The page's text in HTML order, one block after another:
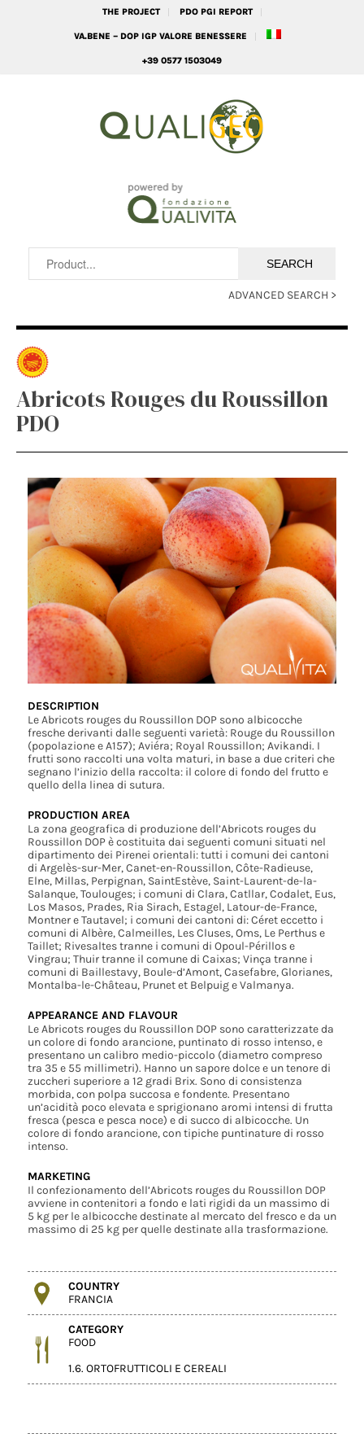
THE PROJECT PDO PGI REPORT
VA.BENE – DOP IGP VALORE BENESSERE
+39 0577 1503049
ADVANCED SEARCH >
Abricots Rouges du Roussillon
PDO
DESCRIPTION
Le Abricots rouges du Roussillon DOP sono albicocche
fresche derivanti dalle seguenti varietà: Rouge du Roussillon
(popolazione e A157); Aviéra; Royal Roussillon; Avikandi. I
frutti sono raccolti una volta maturi, in base a due criteri che
segnano l’inizio della raccolta: il colore di fondo del frutto e
quello della linea di sutura.
PRODUCTION AREA
La zona geografica di produzione dell’Abricots rouges du
Roussillon DOP è costituita dai seguenti comuni situati nel
dipartimento dei Pirenei orientali: tutti i comuni dei cantoni
di Argelès-sur-Mer, Canet-en-Roussillon, Côte-Radieuse,
Elne, Millas, Perpignan, SaintEstève, Saint-Laurent-de-la-
Salanque, Toulouges; i comuni di Clara, Catllar, Codalet, Eus,
Los Masos, Prades, Ria Sirach, Estagel, Latour-de-France,
Montner e Tautavel; i comuni dei cantoni di: Céret eccetto i
comuni di Albère, Calmeilles, Les Cluses, Oms, Le Perthus e
Taillet; Rivesaltes tranne i comuni di Opoul-Périllos e
Vingrau; Thuir tranne il comune di Caixas; Vinça tranne i
comuni di Baillestavy, Boule-d’Amont, Casefabre, Glorianes,
Montalba-le-Château, Prunet et Belpuig e Valmanya.
APPEARANCE AND FLAVOUR
Le Abricots rouges du Roussillon DOP sono caratterizzate da
un colore di fondo arancione, puntinato di rosso intenso, e
presentano un calibro medio-piccolo (diametro compreso
tra 35 e 55 millimetri). Hanno un sapore dolce e un tenore di
zuccheri superiore a 12 gradi Brix. Sono di consistenza
morbida, con polpa succosa e fondente. Presentano
un’acidità poco elevata e sprigionano aromi intensi di frutta
fresca (pesca e pesca noce) e di succo di albicocche. Un
colore di fondo arancione, con tipiche puntinature di rosso
intenso.
MARKETING
Il confezionamento dell’Abricots rouges du Roussillon DOP
avviene in contenitori a fondo e lati rigidi da un massimo di
5 kg per le albicocche destinate al mercato del fresco e da un
massimo di 25 kg per quelle destinate alla trasformazione.
COUNTRY
FRANCIA
CATEGORY
FOOD
1.6. ORTOFRUTTICOLI E CEREALI